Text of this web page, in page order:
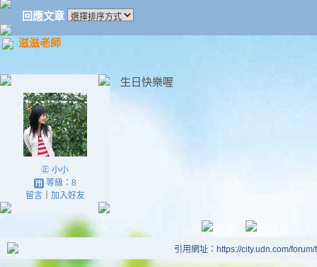
回應文章
滋滋老師
㊣ 小小
等級：8
留言｜ 加入好友
生日快樂喔
引用網址：https://city.udn.com/